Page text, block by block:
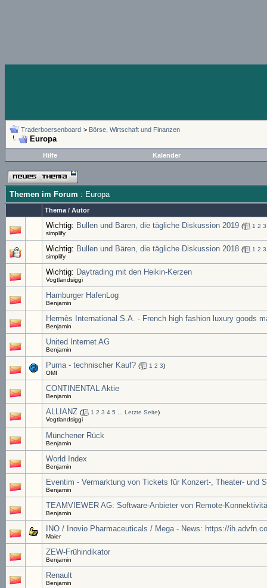
Traderboersenboard > Börse, Wirtschaft und Finanzen
Europa
Hilfe Kalender
Themen im Forum : Europa
Thema / Autor
Wichtig: Bullen und Bären, die tägliche Diskussion 2019 ( 1 2 3
simplify
Wichtig: Bullen und Bären, die tägliche Diskussion 2018 ( 1 2 3
simplify
Wichtig: Daytrading mit den Heikin-Kerzen
Vogtlandsiggi
Hamburger HafenLog
Benjamin
Hermès International S.A. - French high fashion luxury goods
Benjamin
United Internet AG
Benjamin
Puma - technischer Kauf? ( 1 2 3)
OMI
CONTINENTAL Aktie
Benjamin
ALLIANZ ( 1 2 3 4 5 Letzte Seite)
Vogtlandsiggi
Münchener Rück
Benjamin
World Index
Benjamin
Eventim - Vermarktung von Tickets für Konzert-, Theater- und
Benjamin
TEAMVIEWER AG: Software-Anbieter von Remote-
Benjamin
INO / Inovio Pharmaceuticals / Mega - News: https://
Maier
ZEW-Frühindikator
Benjamin
Renault
Benjamin